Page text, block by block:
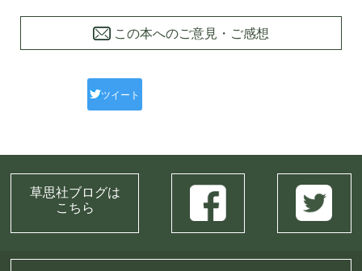
この本へのご意見・ご感想
ツイート
草思社ブログは
こちら